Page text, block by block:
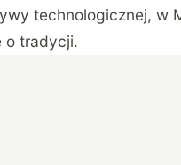
technologicznej, w
o tradycji.